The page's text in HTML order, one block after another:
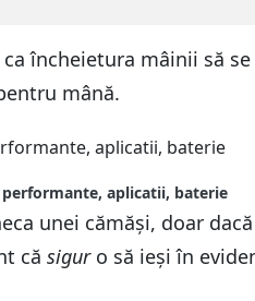
încheietura mâinii să
mână.
aplicatii, baterie
unei cămăși, doar
că siguro să ieși în